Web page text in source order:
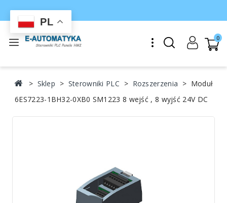
PL
0
Sklep Sterowniki PLC Rozszerzenia
Moduł
6ES7223-1BH32-0XB0 SM1223 8 wejść , 8 wyjść 24V DC